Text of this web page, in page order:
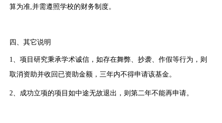
算为准,并需遵照学校的财务制度。
四、其它说明
1、项目研究秉承学术诚信，如存在舞弊、抄袭、作假等行为，则
取消资助并收回已资助金额，三年内不得申请该基金。
2、成功立项的项目如中途无故退出，则第二年不能再申请。